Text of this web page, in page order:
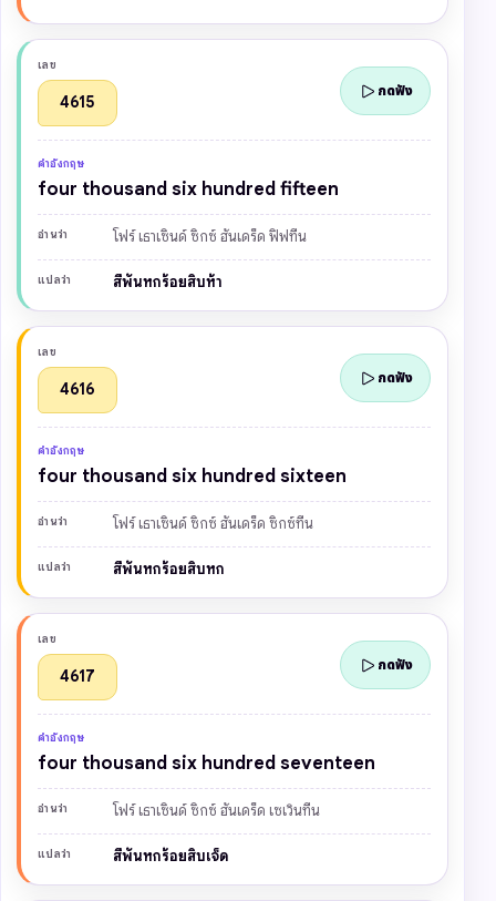
เลข
4615
คำอังกฤษ
four thousand six hundred fifteen
อ่านว่า โฟร์ เธาเซินด์ ซิกซ์ ฮันเดร็ด ฟิฟทีน
แปลว่า สี่พันหกร้อยสิบห้า
กดฟัง
เลข
4616
คำอังกฤษ
four thousand six hundred sixteen
อ่านว่า โฟร์ เธาเซินด์ ซิกซ์ ฮันเดร็ด ซิกซ์ทีน
แปลว่า สี่พันหกร้อยสิบหก
กดฟัง
เลข
4617
คำอังกฤษ
four thousand six hundred seventeen
อ่านว่า โฟร์ เธาเซินด์ ซิกซ์ ฮันเดร็ด เซเวินทีน
แปลว่า สี่พันหกร้อยสิบเจ็ด
กดฟัง